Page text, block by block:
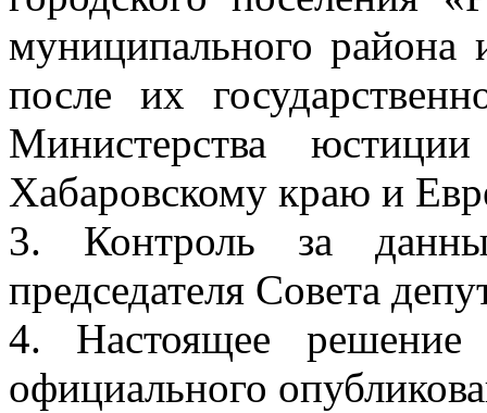
муниципального района
после их
Министерства
Хабаровскому краю и
3. Контроль за
председателя Совета
4. Настоящее
официального